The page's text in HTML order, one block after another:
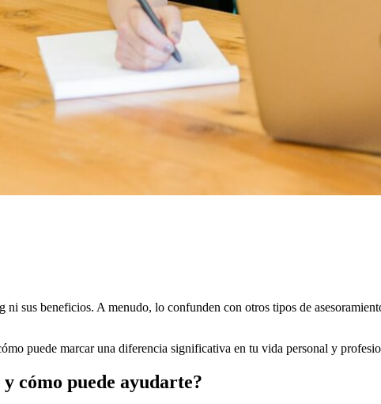
ni sus beneficios. A menudo, lo confunden con otros tipos de
puede marcar una diferencia significativa en tu vida personal y
cómo puede ayudarte?